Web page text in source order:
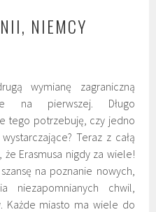
NIEMCY
wymianę zagraniczną
na pierwszej. Długo
tego potrzebuję, czy jedno
Teraz z całą
Erasmusa nigdy za wiele!
na poznanie nowych,
niezapomnianych chwil,
Każde miasto ma wiele do